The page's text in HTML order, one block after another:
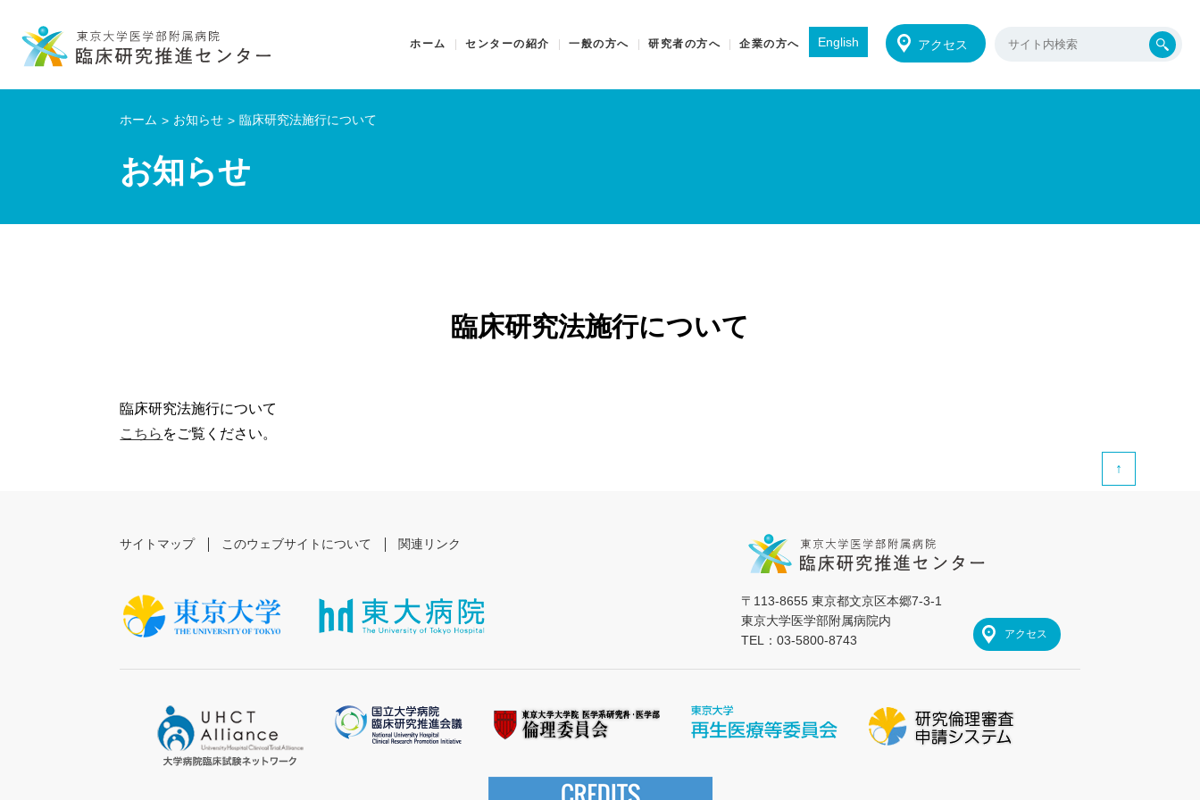
ホーム センターの紹介 一般の方へ 研究者の方へ 企業の方へ アクセス
English
ホーム お知らせ 臨床研究法施行について
お知らせ
臨床研究法施行について
臨床研究法施行について
こちら をご覧ください。
↑
サイトマップ このウェブサイトについて 関連リンク
〒113-8655 東京都文京区本郷7-3-1
東京大学医学部附属病院内
TEL：03-5800-8743
アクセス